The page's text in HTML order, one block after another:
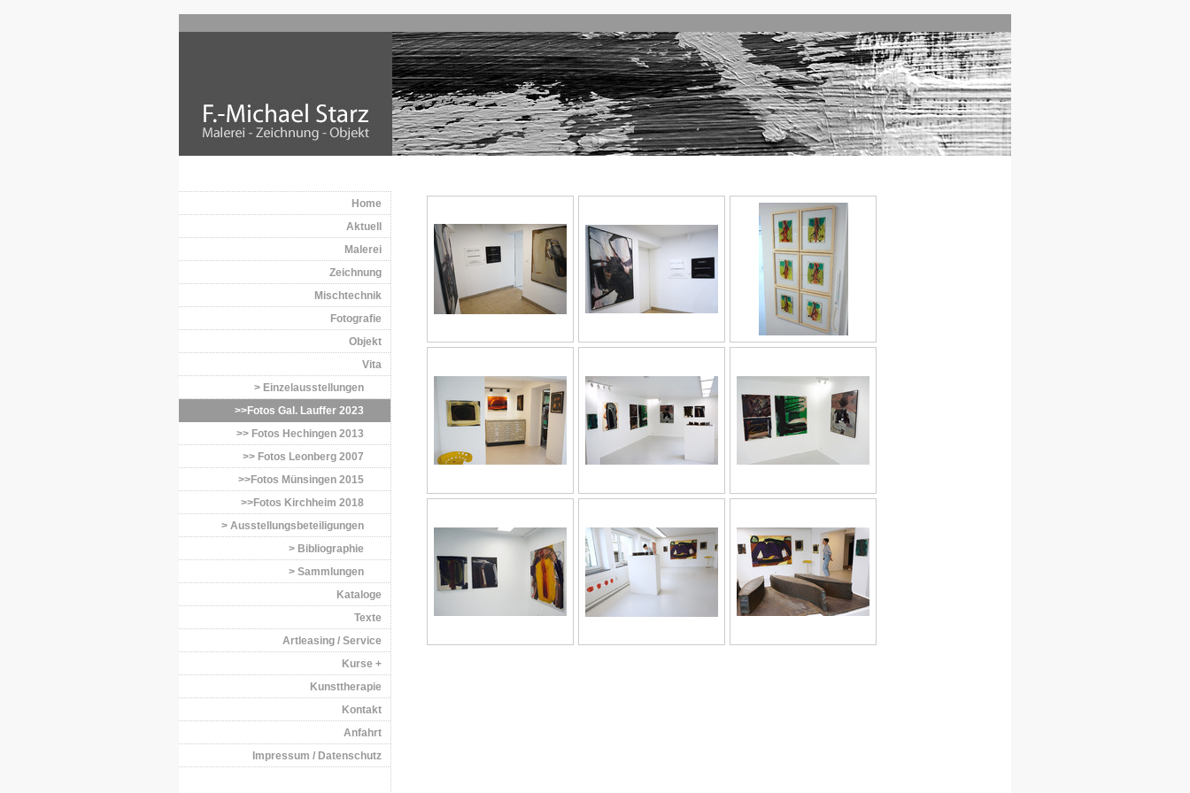
Home
Aktuell
Malerei
Zeichnung
Mischtechnik
Fotografie
Objekt
Vita
> Einzelausstellungen
>>Fotos Gal. Lauffer 2023
>> Fotos Hechingen 2013
>> Fotos Leonberg 2007
>>Fotos Münsingen 2015
>>Fotos Kirchheim 2018
> Ausstellungsbeteiligungen
> Bibliographie
> Sammlungen
Kataloge
Texte
Artleasing / Service
Kurse +
Kunsttherapie
Kontakt
Anfahrt
Impressum / Datenschutz